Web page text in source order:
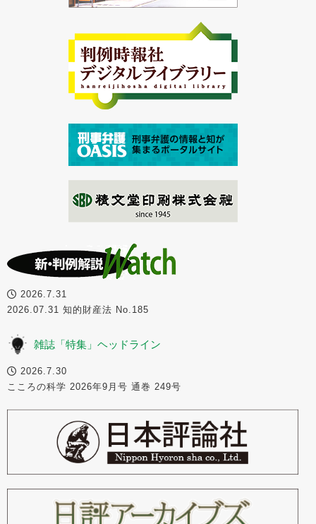
2026.7.31
2026.07.31 知的財産法 No.185
雑誌「特集」ヘッドライン
2026.7.30
こころの科学 2026年9月号 通巻 249号